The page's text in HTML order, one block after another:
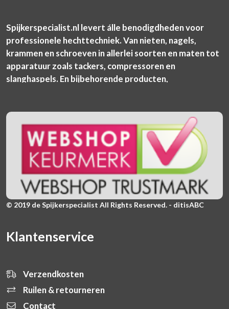
Spijkerspecialist.nl levert álle benodigdheden voor
professionele hechttechniek. Van nieten, nagels,
krammen en schroeven in allerlei soorten en maten tot
apparatuur zoals tackers, compressoren en
slanghaspels. En bijbehorende producten,
© 2019 de Spijkerspecialist All Rights Reserved. - ditisABC
Klantenservice
Verzendkosten
Ruilen & retourneren
Contact